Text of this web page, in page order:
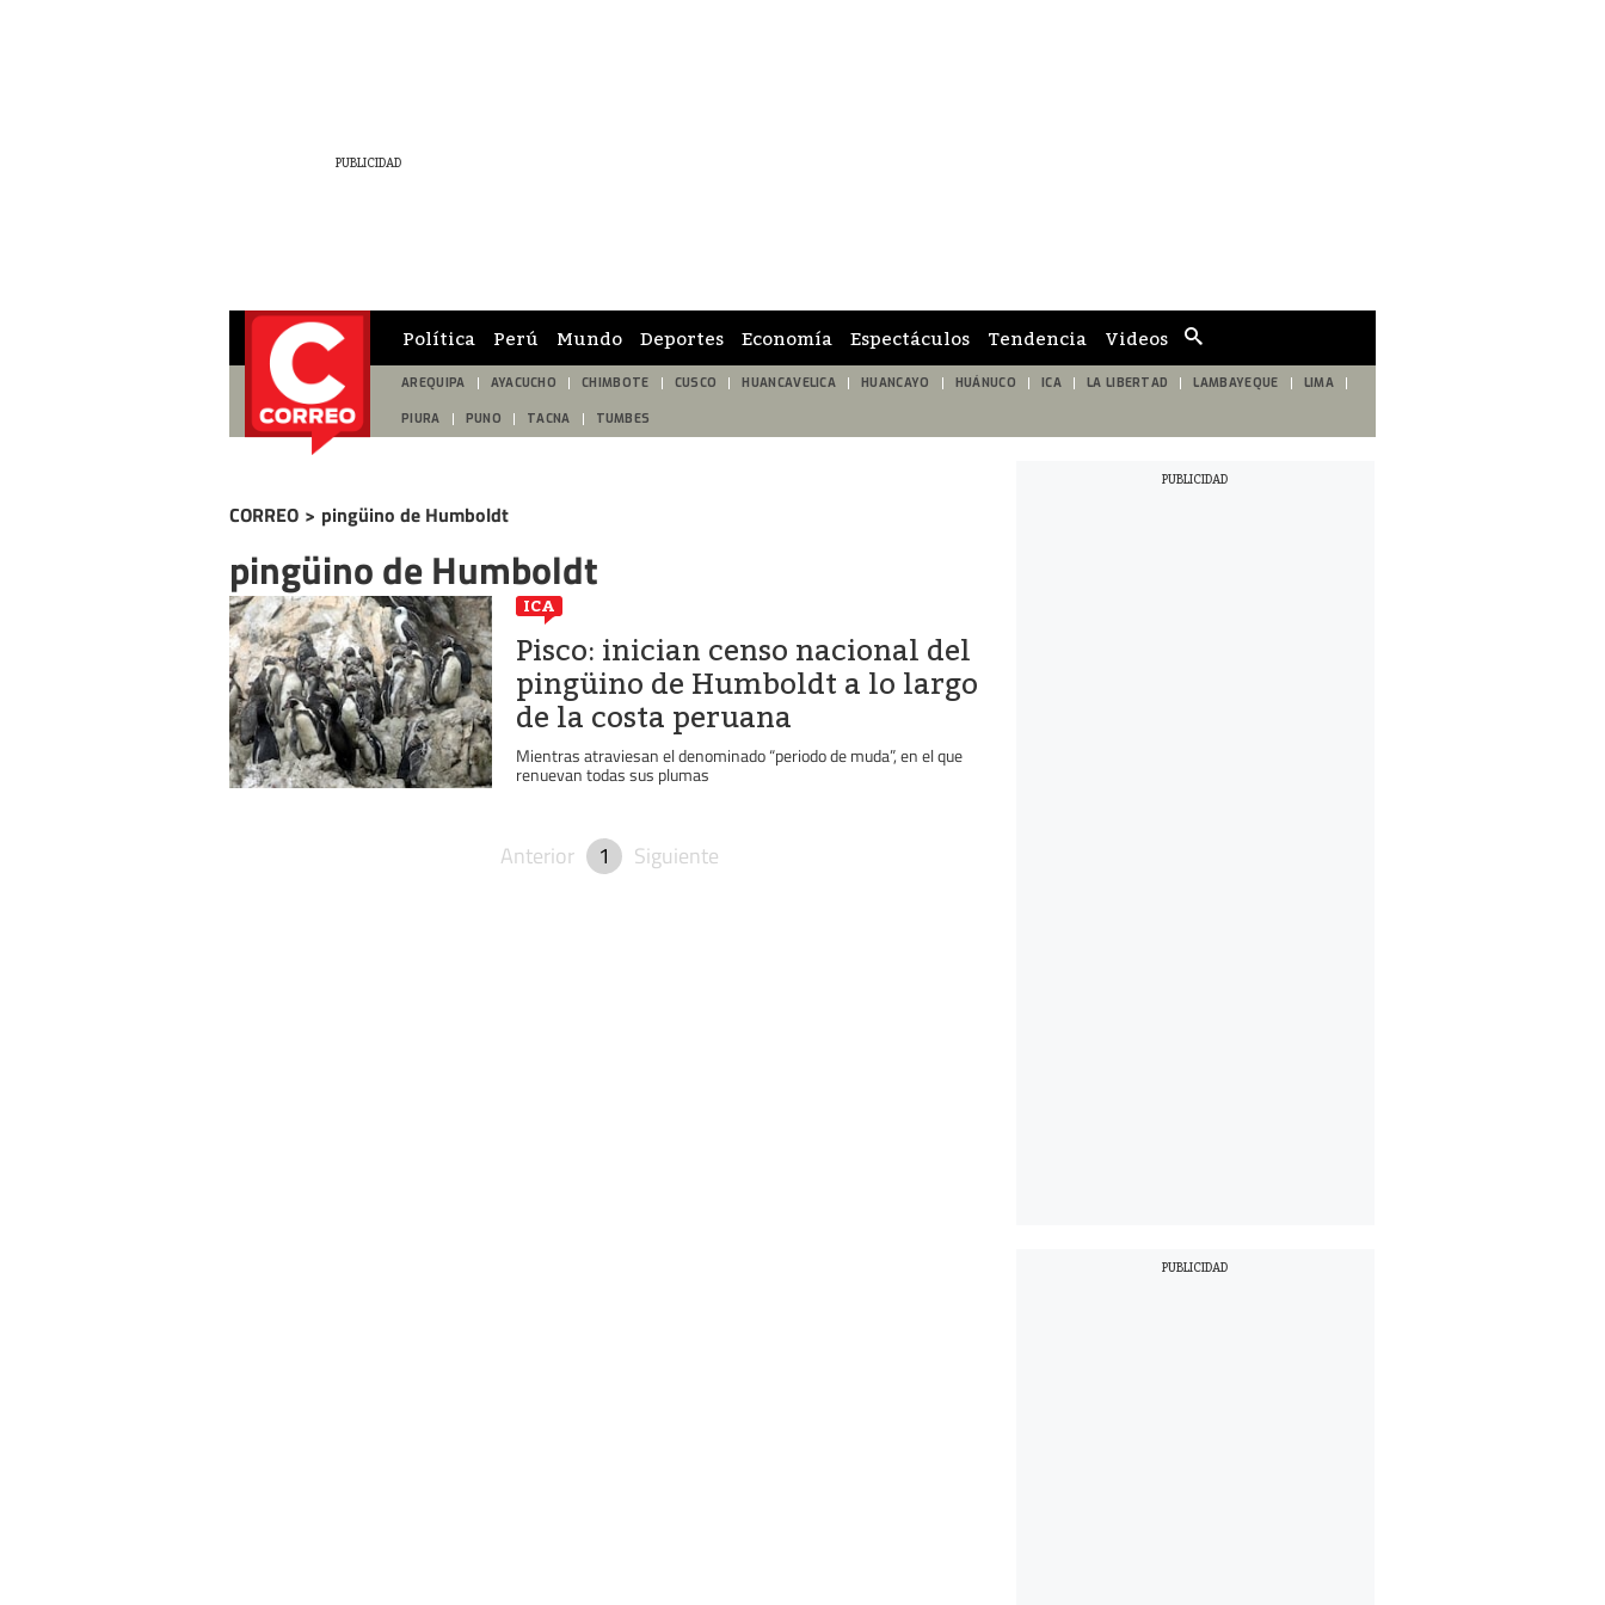
de
búsqueda
Política Perú Mundo Deportes Economía Espectáculos Tendencia Videos
AREQUIPA AYACUCHO CHIMBOTE CUSCO HUANCAVELICA HUANCAYO HUÁNUCO ICA LA LIBERTAD LAMBAYEQUE LIMA
PIURA PUNO TACNA TUMBES
CORREO > pingüino de Humboldt
pingüino de Humboldt
ICA
Pisco: inician censo nacional del
pingüino de Humboldt a lo largo
de la costa peruana
Mientras atraviesan el denominado “periodo de muda”, en el que
renuevan todas sus plumas
Anterior 1 Siguiente